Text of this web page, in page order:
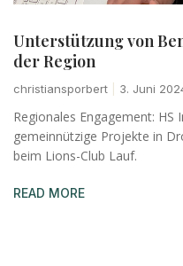
Unterstützung von
der Region
christiansporbert 3. Juni
Regionales Engagement:
gemeinnützige Projekte in
beim Lions-Club Lauf.
READ MORE